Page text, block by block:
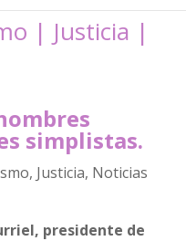
| Justicia |
simplistas.
, Justicia, Noticias
presidente de